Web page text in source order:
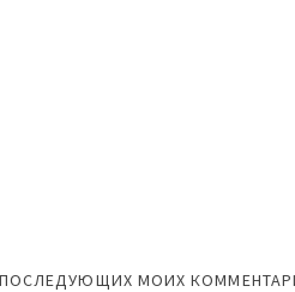
ПОСЛЕДУЮЩИХ МОИХ